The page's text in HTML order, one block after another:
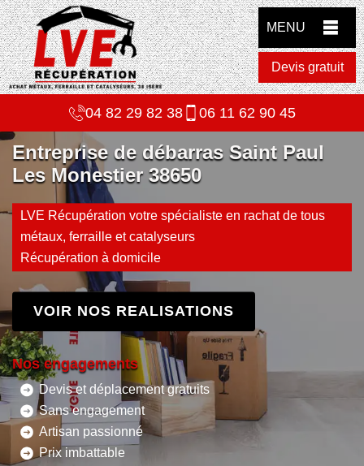
MENU
Devis gratuit
04 82 29 82 38 06 11 62 90 45
Entreprise de débarras Saint Paul
Les Monestier 38650
LVE Récupération votre spécialiste en rachat de tous
métaux, ferraille et catalyseurs
Récupération à domicile
VOIR NOS REALISATIONS
Nos engagements
Devis et déplacement gratuits
Sans engagement
Artisan passionné
Prix imbattable